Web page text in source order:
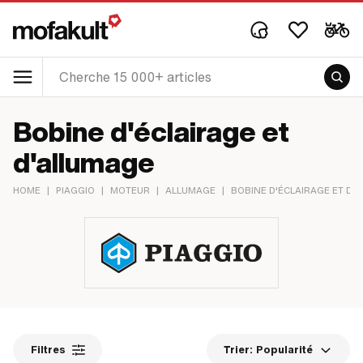
Bobine d'éclairage et
d'allumage
HOME | PIAGGIO | MOTEUR | ALLUMAGE | BOBINE D'ÉCLAIRAGE ET
Filtres Trier: Popularité